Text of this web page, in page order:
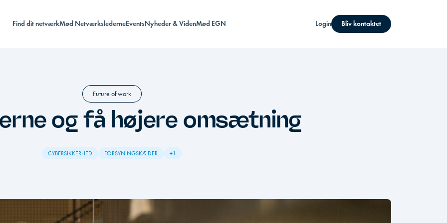
Find dit netværkMød NetværkslederneEventsNyheder & VidenMød EGN Login Bliv kontaktet
Future of work
og få højere omsætning
CYBERSIKKERHED FORSYNINGSKÆDER +1